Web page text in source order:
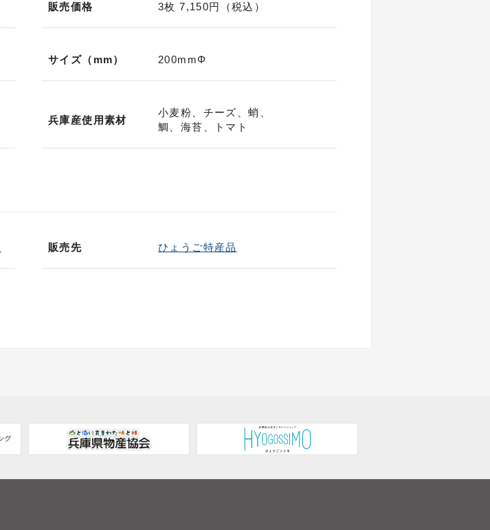
販売価格 3枚 7,150円（税込）
サイズ（mm） 200mmΦ
兵庫産使用素材
小麦粉、チーズ、蛸、
鯛、海苔、トマト
販売先 ひょうご特産品